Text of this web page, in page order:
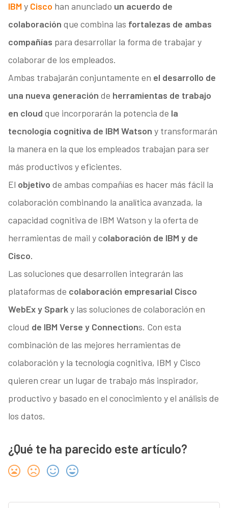
IBMy Cisco han anunciado un acuerdo de
colaboración que combina las fortalezas de ambas
compañías para desarrollar la forma de trabajar y
colaborar de los empleados.
Ambas trabajarán conjuntamente en el desarrollo de
una nueva generación de herramientas de trabajo
en cloud que incorporarán la potencia de la
tecnología cognitiva de IBM Watson y transformarán
la manera en la que los empleados trabajan para ser
más productivos y eficientes.
El objetivo de ambas compañías es hacer más fácil la
colaboración combinando la analítica avanzada, la
capacidad cognitiva de IBM Watson y la oferta de
herramientas de mail y colaboración de IBM y de
Cisco.
Las soluciones que desarrollen integrarán las
plataformas de colaboración empresarial Cisco
WebEx y Sparky las soluciones de colaboración en
cloud de IBM Verse y Connections. Con esta
combinación de las mejores herramientas de
colaboración y la tecnología cognitiva, IBM y Cisco
quieren crear un lugar de trabajo más inspirador,
productivo y basado en el conocimiento y el análisis de
los datos.
¿Qué te ha parecido este artículo?